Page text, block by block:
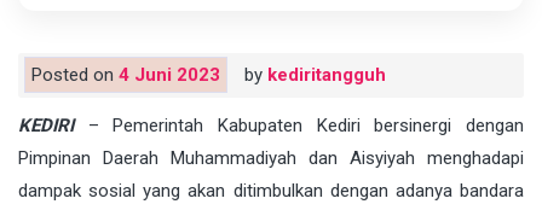
Posted on 4 Juni 2023 by kediritangguh
KEDIRI– Pemerintah Kabupaten Kediri bersinergi dengan
Pimpinan Daerah Muhammadiyah dan Aisyiyah menghadapi
dampak sosial yang akan ditimbulkan dengan adanya bandara